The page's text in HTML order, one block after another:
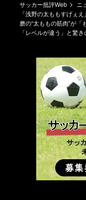
サッカー批評Web ニ
「浅野の太ももすげぇ
磨の“太ももの筋肉”が「
「レベルが違う」と驚き